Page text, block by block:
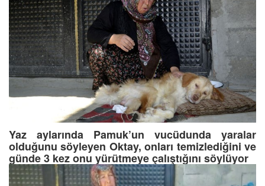
Yaz aylarında Pamuk’un vucüdunda yaralar
olduğunu söyleyen Oktay, onları temizlediğini ve
günde 3 kez onu yürütmeye çalıştığını söylüyor